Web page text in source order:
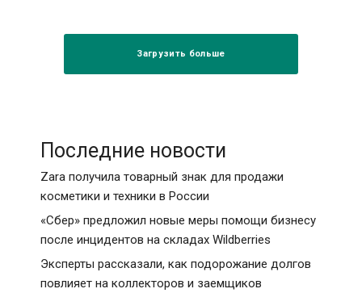
Загрузить больше
Последние новости
Zara получила товарный знак для продажи
косметики и техники в России
«Сбер» предложил новые меры помощи бизнесу
после инцидентов на складах Wildberries
Эксперты рассказали, как подорожание долгов
повлияет на коллекторов и заемщиков